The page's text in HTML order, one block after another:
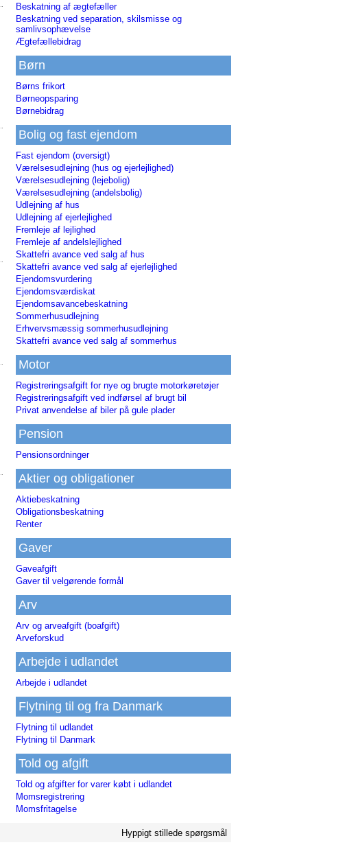
Beskatning af ægtefæller
Beskatning ved separation, skilsmisse og
samlivsophævelse
Ægtefællebidrag
Børn
Børns frikort
Børneopsparing
Børnebidrag
Bolig og fast ejendom
Fast ejendom (oversigt)
Værelsesudlejning (hus og ejerlejlighed)
Værelsesudlejning (lejebolig)
Værelsesudlejning (andelsbolig)
Udlejning af hus
Udlejning af ejerlejlighed
Fremleje af lejlighed
Fremleje af andelslejlighed
Skattefri avance ved salg af hus
Skattefri avance ved salg af ejerlejlighed
Ejendomsvurdering
Ejendomsværdiskat
Ejendomsavancebeskatning
Sommerhusudlejning
Erhvervsmæssig sommerhusudlejning
Skattefri avance ved salg af sommerhus
Motor
Registreringsafgift for nye og brugte motorkøretøjer
Registreringsafgift ved indførsel af brugt bil
Privat anvendelse af biler på gule plader
Pension
Pensionsordninger
Aktier og obligationer
Aktiebeskatning
Obligationsbeskatning
Renter
Gaver
Gaveafgift
Gaver til velgørende formål
Arv
Arv og arveafgift (boafgift)
Arveforskud
Arbejde i udlandet
Arbejde i udlandet
Flytning til og fra Danmark
Flytning til udlandet
Flytning til Danmark
Told og afgift
Told og afgifter for varer købt i udlandet
Momsregistrering
Momsfritagelse
Hyppigt stillede spørgsmål